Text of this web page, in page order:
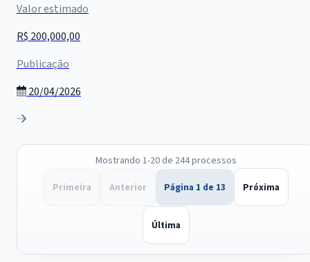
Valor estimado
R$ 200,000,00
Publicação
20/04/2026
Mostrando 1-20 de 244 processos
Primeira Anterior Página 1 de 13 Próxima
Última